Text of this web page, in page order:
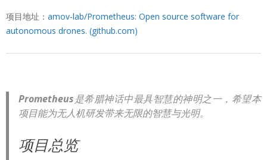
项目地址： amov-lab/Prometheus: Open source software for
autonomous drones. (github.com)
Prometheus是希腊神话中最具智慧的神明之一，希望本
项目能为无人机研发带来无限的智慧与光明。
项目总览